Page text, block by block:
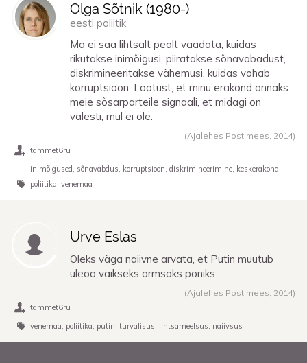
Olga Sõtnik (1980-)
eesti poliitik
Ma ei saa lihtsalt pealt vaadata, kuidas
rikutakse inimõigusi, piiratakse sõnavabadust,
diskrimineeritakse vähemusi, kuidas vohab
korruptsioon. Lootust, et minu erakond annaks
meie sõsarparteile signaali, et midagi on
valesti, mul ei ole.
(Ajalehes Postimees, 2014)
tammet6ru
inimõigused sõnavabdus korruptsioon diskrimineerimine keskerakond
poliitika venemaa
Urve Eslas
Oleks väga naiivne arvata, et Putin muutub
üleöö väikseks armsaks poniks.
(Ajalehes Postimees, 2014)
tammet6ru
venemaa poliitika putin turvalisus lihtsameelsus naiivsus